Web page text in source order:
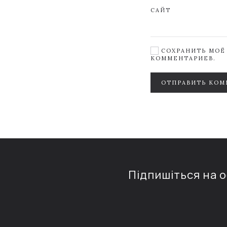
САЙТ
СОХРАНИТЬ МОЁ
КОММЕНТАРИЕВ.
ОТПРАВИТЬ
Підпишіться на